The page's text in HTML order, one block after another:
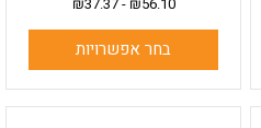
בחר אפשרויות